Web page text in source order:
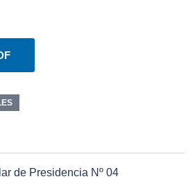
de Presidencia Nº 04